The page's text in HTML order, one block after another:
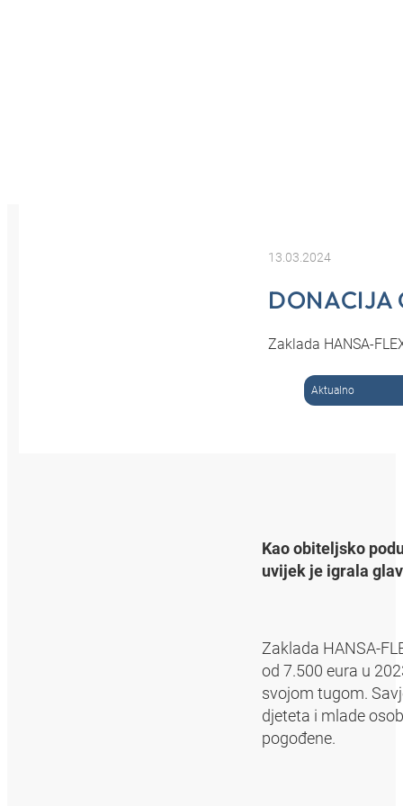
13.03.2024
DONACIJA
Zaklada HANSA-
Aktualno
Kao obiteljsko
uvijek je igrala
Zaklada
od 7.500 eura u
svojom tugom.
djeteta i mlade
pogođene.